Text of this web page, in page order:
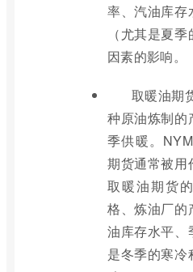
率、汽油库存
（尤其是夏
因素的影响。
取暖油期
种原油炼制的
季供暖。
期货通常被用
取暖油期货
格、炼油厂的
油库存水平、
是冬季的寒冷